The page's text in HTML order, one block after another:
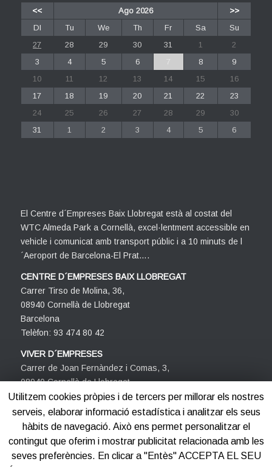
<< Ago 2026
>>
Dl
Tu We Th Fr Sa
Su
27
28 29 30 31 1
2
3
4 5 6 7 8
9
10
11 12 13 14 15
16
17
18 19 20 21 22
23
24
25 26 27 28 29
30
31
1 2 3 4 5 6
El Centre d´Empreses Baix Llobregat està al costat del
WTC Almeda Park a Cornellà, excel·lentment accessible en
vehicle i comunicat amb transport públic i a 10 minuts de l
´Aeroport de Barcelona-El Prat….
CENTRE D´EMPRESES BAIX LLOBREGAT
Carrer Tirso de Molina, 36,
08940 Cornellà de Llobregat
Barcelona
Telèfon: 93 474 80 42
VIVER D´EMPRESES
Carrer de Joan Fernàndez i Comas, 3,
08940 Cornellà de Llobregat
Barcelona
Telèfon: 93 474 80 42
Utilitzem cookies pròpies i de tercers per millorar els nostres
serveis, elaborar informació estadística i analitzar els seus
hàbits de navegació. Això ens permet personalitzar el
contingut que oferim i mostrar publicitat relacionada amb les
seves preferències. En clicar a "Entès" ACCEPTA EL SEU